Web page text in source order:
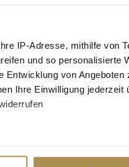
IP-Adresse, mithilfe von
und so personalisierte
Entwicklung von Angeboten
Ihre Einwilligung jederzeit